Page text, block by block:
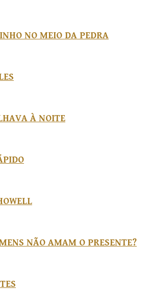
NO MEIO DA PEDRA
À NOITE
NÃO AMAM O PRESENTE?